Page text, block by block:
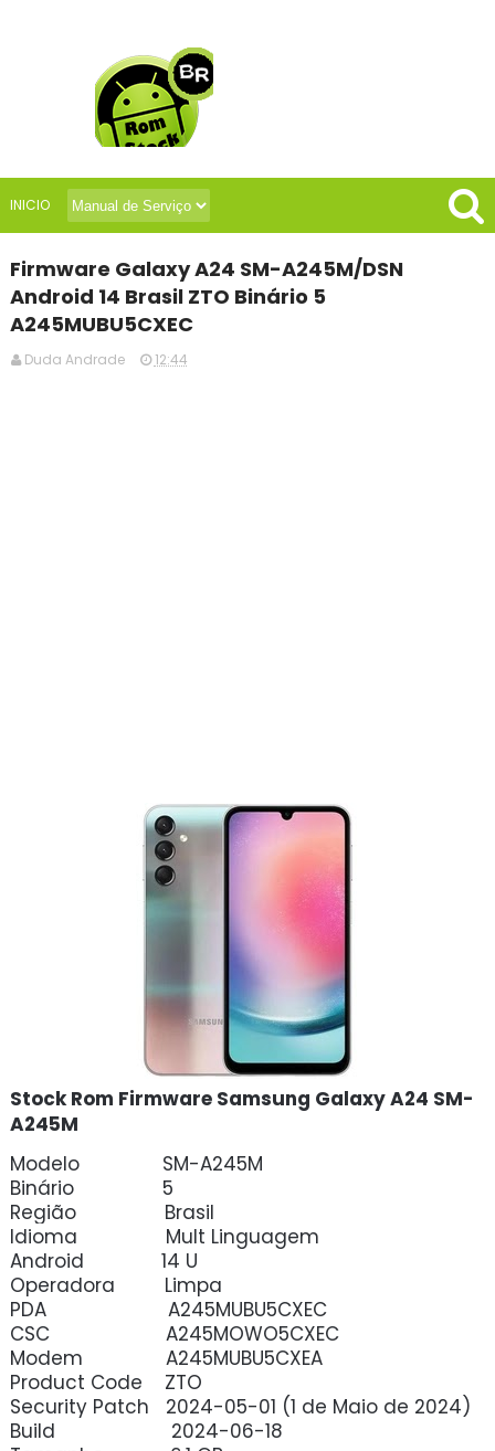
INICIO
Firmware Galaxy A24 SM-A245M/DSN
Android 14 Brasil ZTO Binário 5
A245MUBU5CXEC
Duda Andrade 12:44
Stock Rom Firmware Samsung Galaxy A24 SM-
A245M
Modelo SM-A245M
Binário 5
Região Brasil
Idioma Mult Linguagem
Android 14 U
Operadora Limpa
PDA A245MUBU5CXEC
CSC A245MOWO5CXEC
Modem A245MUBU5CXEA
Product Code ZTO
Security Patch 2024-05-01 (1 de Maio de 2024)
Build 2024-06-18